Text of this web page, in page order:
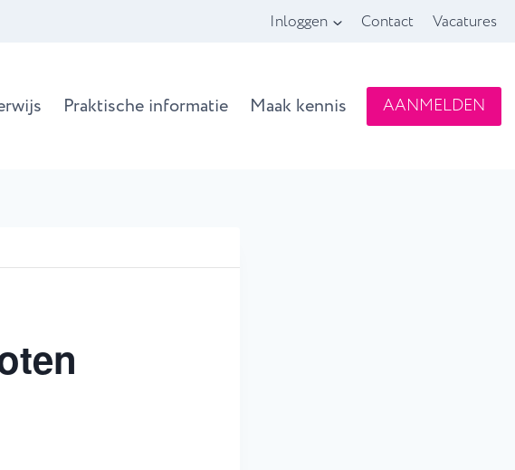
Inloggen Contact Vacatures
Praktische informatie Maak kennis AANMELDEN